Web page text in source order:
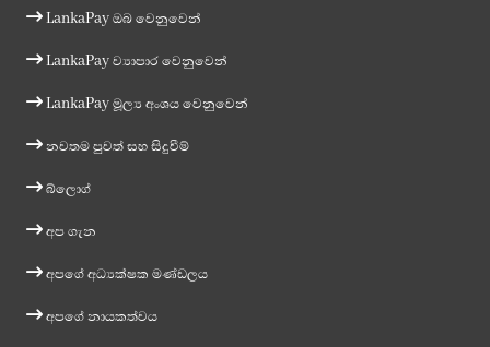
LankaPay ඔබ වෙනුවෙන්
LankaPay ව්‍යාපාර වෙනුවෙන්
LankaPay මූල්‍ය අංශය වෙනුවෙන්
නවතම පුවත් සහ සිදුවීම්
බ්ලොග්
අප ගැන
අපගේ අධ්‍යක්ෂක මණ්ඩලය
අපගේ නායකත්වය